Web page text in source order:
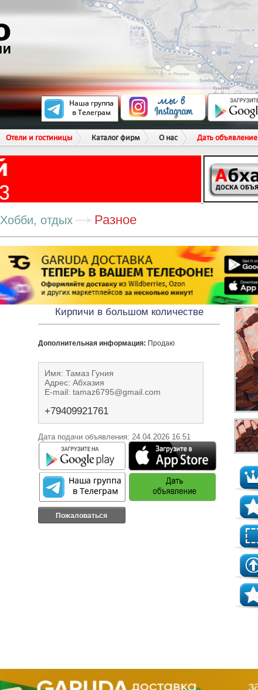
Отели и гостиницы Каталог фирм О нас Дать объявление
Хобби, отдых Разное
Кирпичи в большом количестве
Дополнительная информация: Продаю
Имя: Тамаз Гуния
Адрес: Абхазия
E-mail: tamaz6795@gmail.com
+79409921761
Дата подачи объявления: 24.04.2026 16.51
Пожаловаться